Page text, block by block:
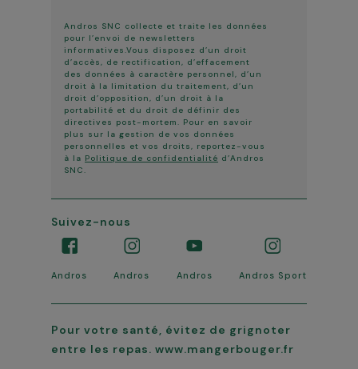
Andros SNC collecte et traite les données
pour l’envoi de newsletters
informatives.Vous disposez d’un droit
d’accès, de rectification, d’effacement
des données à caractère personnel, d’un
droit à la limitation du traitement, d’un
droit d’opposition, d’un droit à la
portabilité et du droit de définir des
directives post-mortem. Pour en savoir
plus sur la gestion de vos données
personnelles et vos droits, reportez-vous
à la Politique de confidentialité d’Andros
SNC.
Suivez-nous
Andros Andros Andros Andros Sport
Pour votre santé, évitez de grignoter
entre les repas. www.mangerbouger.fr